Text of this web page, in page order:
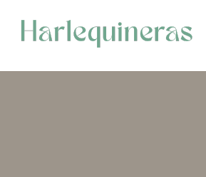
contenido